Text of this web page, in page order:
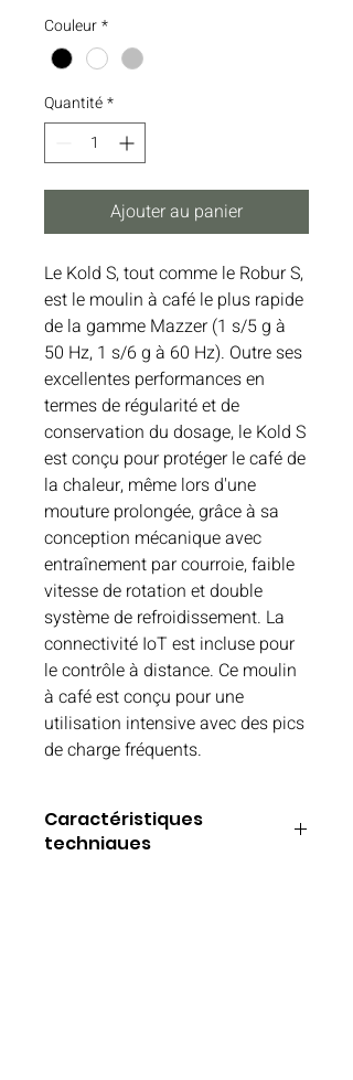
Couleur*
Quantité*
Ajouter au panier
Le Kold S, tout comme le Robur S,
est le moulin à café le plus rapide
de la gamme Mazzer (1 s/5 g à
50 Hz, 1 s/6 g à 60 Hz). Outre ses
excellentes performances en
termes de régularité et de
conservation du dosage, le Kold S
est conçu pour protéger le café de
la chaleur, même lors d'une
mouture prolongée, grâce à sa
conception mécanique avec
entraînement par courroie, faible
vitesse de rotation et double
système de refroidissement. La
connectivité IoT est incluse pour
le contrôle à distance. Ce moulin
à café est conçu pour une
utilisation intensive avec des pics
de charge fréquents.
Caractéristiques
techniques